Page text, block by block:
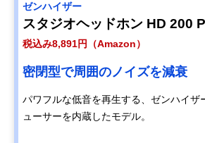
ゼンハイザー
スタジオヘッドホン HD 200
税込み8,891円（Amazon）
密閉型で周囲のノイズを減衰
パワフルな低音を再生する、ゼンハイザ
ューサーを内蔵したモデル。